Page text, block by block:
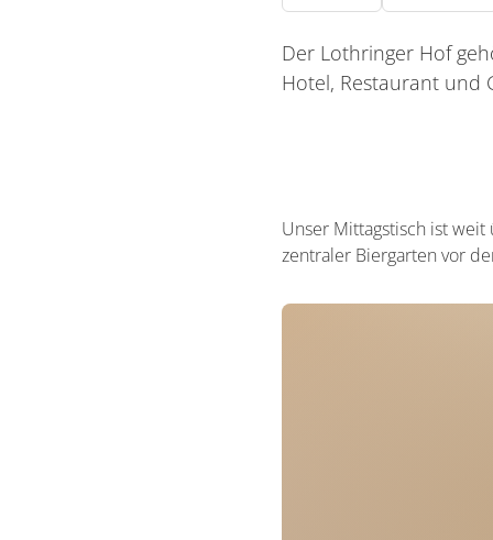
Der Lothringer Hof
Hotel, Restaurant und
Unser Mittagstisch ist
zentraler Biergarten vor